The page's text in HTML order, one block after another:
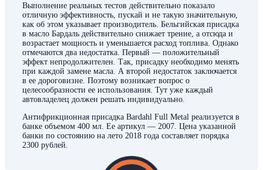
Выполнение реальных тестов действительно показало
отличную эффективность, пускай и не такую значительную,
как об этом указывает производитель. Бельгийская присадка
в масло Бардаль действительно снижает трение, а отсюда и
возрастает мощность и уменьшается расход топлива. Однако
отмечаются два недостатка. Первый — положительный
эффект непродолжителен. Так, присадку необходимо менять
при каждой замене масла. А второй недостаток заключается
в ее дороговизне. Поэтому возникает вопрос о
целесообразности ее использования. Тут уже каждый
автовладелец должен решать индивидуально.
Антифрикционная присадка Bardahl Full Metal реализуется в
банке объемом 400 мл. Ее артикул — 2007. Цена указанной
банки по состоянию на лето 2018 года составляет порядка
2300 рублей.